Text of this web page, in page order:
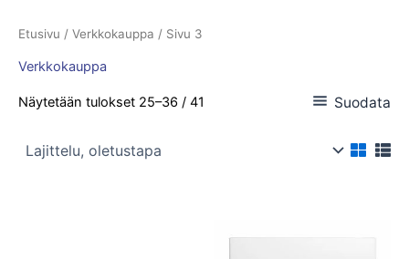
Etusivu / Verkkokauppa / Sivu 3
Verkkokauppa
Näytetään tulokset 25–36 / 41 Suodata